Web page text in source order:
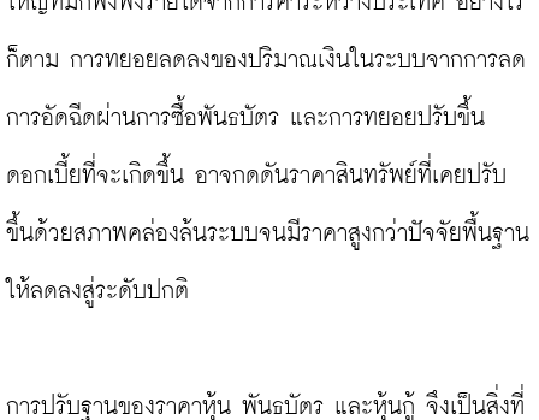
ก็ตาม การทยอยลดลงของปริมาณเงินในระบบจากการลด
การอัดฉีดผ่านการซื้อพันธบัตร และการทยอยปรับขึ้น
ดอกเบี้ยที่จะเกิดขึ้น อาจกดดันราคาสินทรัพย์ที่เคยปรับ
ขึ้นด้วยสภาพคล่องล้นระบบจนมีราคาสูงกว่าปัจจัยพื้นฐาน
ให้ลดลงสู่ระดับปกติ
การปรับฐานของราคาหุ้น พันธบัตร และหุ้นกู้ จึงเป็นสิ่งที่